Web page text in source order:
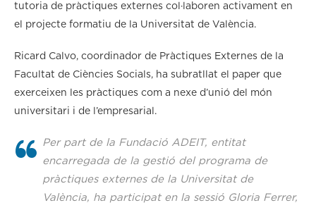
tutoria de pràctiques externes col·laboren activament en
el projecte formatiu de la Universitat de València.
Ricard Calvo, coordinador de Pràctiques Externes de la
Facultat de Ciències Socials, ha subratllat el paper que
exerceixen les pràctiques com a nexe d’unió del món
universitari i de l’empresarial.
Per part de la Fundació ADEIT, entitat
encarregada de la gestió del programa de
pràctiques externes de la Universitat de
València, ha participat en la sessió Gloria Ferrer,